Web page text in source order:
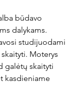
būdavo
dalykams.
studijuodami
Moterys
galėtų skaityti
kasdieniame